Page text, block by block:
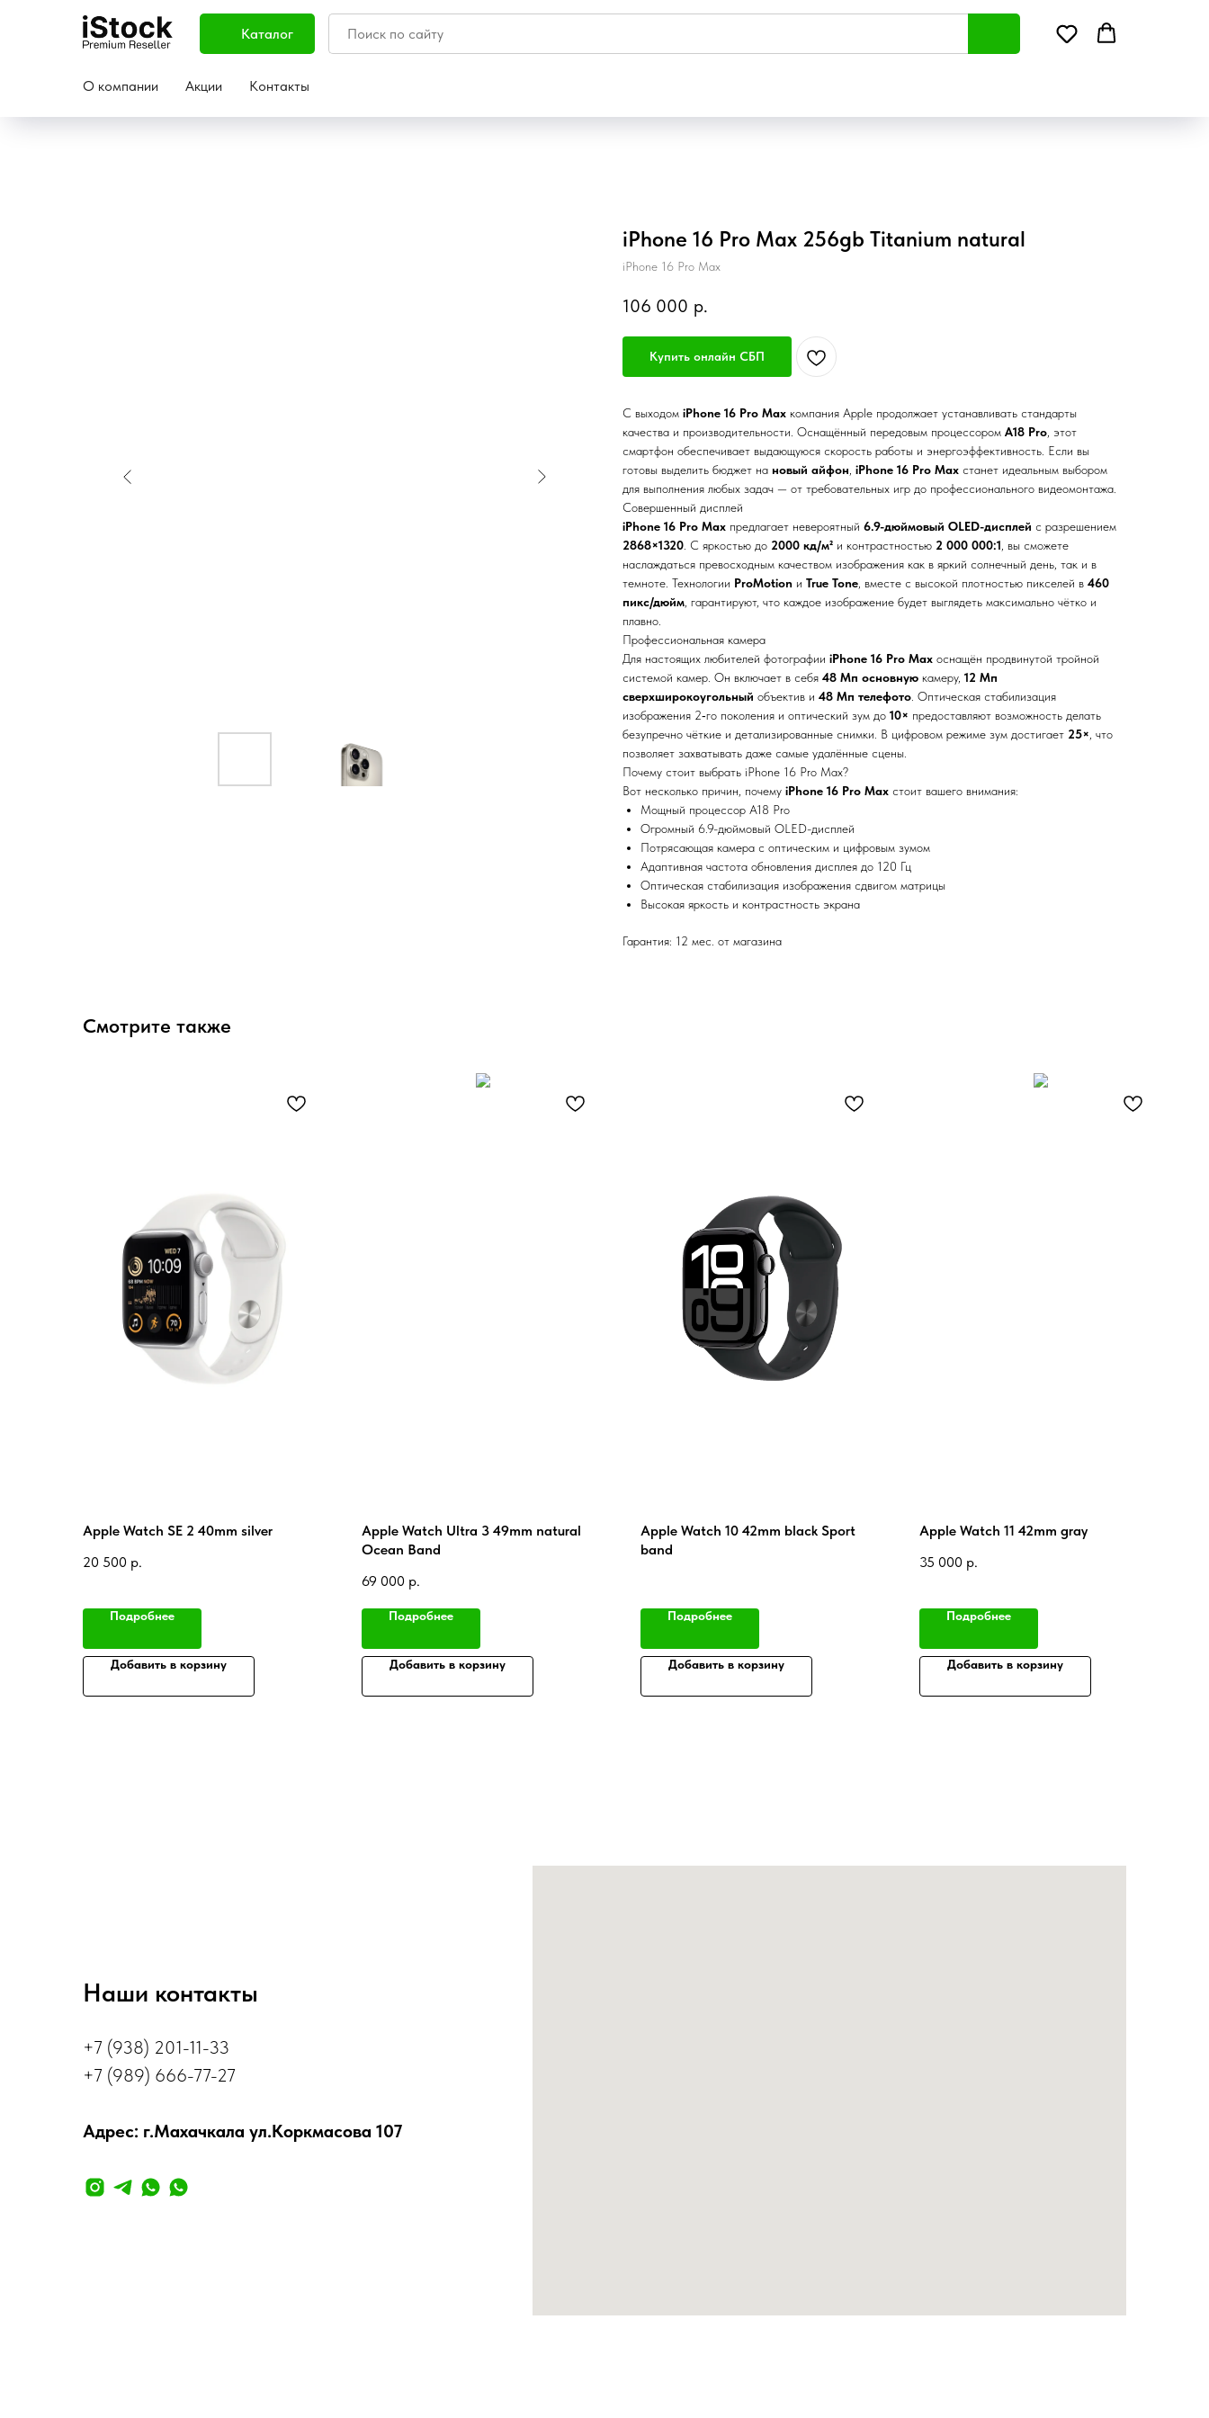
Каталог
О компании Акции Контакты
iPhone 16 Pro Max 256gb Titanium natural
iPhone 16 Pro Max
106 000 р.
Купить онлайн СБП
С выходом iPhone 16 Pro Max компания Apple продолжает устанавливать стандарты
качества и производительности. Оснащённый передовым процессором A18 Pro , этот
смартфон обеспечивает выдающуюся скорость работы и энергоэффективность. Если вы
готовы выделить бюджет на новый айфон iPhone 16 Pro Max станет идеальным выбором
для выполнения любых задач — от требовательных игр до профессионального видеомонтажа.
Совершенный дисплей
iPhone 16 Pro Max предлагает невероятный 6.9-дюймовый OLED-дисплей с разрешением
2868×1320 . С яркостью до 2000 кд/м² и контрастностью 2 000 000:1 , вы сможете
наслаждаться превосходным качеством изображения как в яркий солнечный день, так и в
темноте. Технологии ProMotion и True Tone , вместе с высокой плотностью пикселей в 460
пикс/дюйм , гарантируют, что каждое изображение будет выглядеть максимально чётко и
плавно.
Профессиональная камера
Для настоящих любителей фотографии iPhone 16 Pro Max оснащён продвинутой тройной
системой камер. Он включает в себя 48 Мп основную камеру, 12 Мп
сверхширокоугольный объектив и 48 Мп телефото . Оптическая стабилизация
изображения 2‑го поколения и оптический зум до 10× предоставляют возможность делать
безупречно чёткие и детализированные снимки. В цифровом режиме зум достигает 25× , что
позволяет захватывать даже самые удалённые сцены.
Почему стоит выбрать iPhone 16 Pro Max?
Вот несколько причин, почему iPhone 16 Pro Max стоит вашего внимания:
Мощный процессор A18 Pro
Огромный 6.9-дюймовый OLED-дисплей
Потрясающая камера с оптическим и цифровым зумом
Адаптивная частота обновления дисплея до 120 Гц
Оптическая стабилизация изображения сдвигом матрицы
Высокая яркость и контрастность экрана
Гарантия: 12 мес. от магазина
Смотрите также
Apple Watch SE 2 40mm silver
20 500 р.
Подробнее
Добавить в корзину
Apple Watch Ultra 3 49mm natural
Ocean Band
69 000 р.
Подробнее
Добавить в корзину
Apple Watch 10 42mm black Sport
band
Подробнее
Добавить в корзину
Apple Watch 11 42mm gray
35 000 р.
Подробнее
Добавить в корзину
Наши контакты
+7 (938) 201-11-33
+7 (989) 666-77-27
Адрес: г.Махачкала ул.Коркмасова 107